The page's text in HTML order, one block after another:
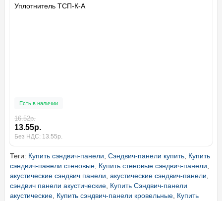
Уплотнитель ТСП-К-А
Есть в наличии
16.52р.
13.55р.
Без НДС: 13.55р.
Теги: Купить сэндвич-панели, Сэндвич-панели купить, Купить
сэндвич-панели стеновые, Купить стеновые сэндвич-панели,
акустические сэндвич панели, акустические сэндвич-панели,
сэндвич панели акустические, Купить Сэндвич-панели
акустические, Купить сэндвич-панели кровельные, Купить